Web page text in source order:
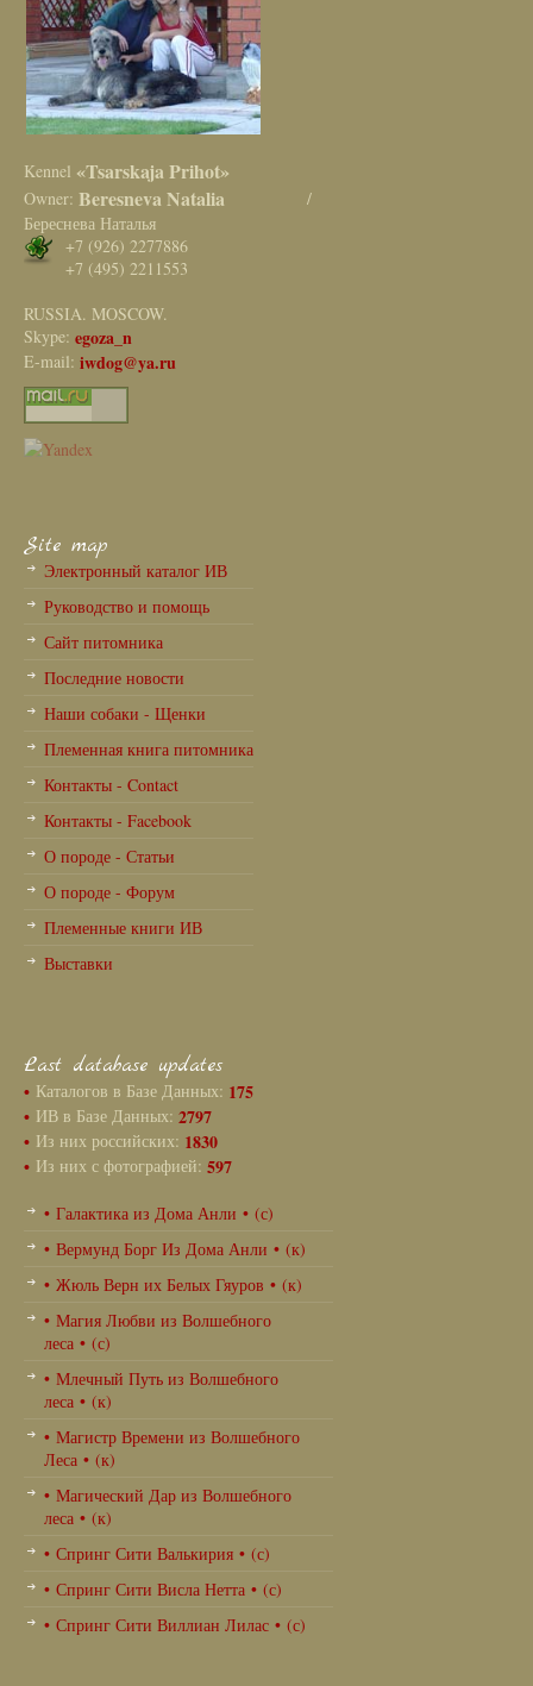
Kennel «Tsarskaja Prihot»
Owner: Beresneva Natalia /
Береснева Наталья
+7 (926) 2277886
+7 (495) 2211553
RUSSIA. MOSCOW.
Skype: egoza_n
E-mail: iwdog@ya.ru
Site map
Электронный каталог ИВ
Руководство и помощь
Сайт питомника
Последние новости
Наши собаки - Щенки
Племенная книга питомника
Контакты - Contact
Контакты - Facebook
О породе - Статьи
О породе - Форум
Племенные книги ИВ
Выставки
Last database updates
• Каталогов в Базе Данных: 175
• ИВ в Базе Данных: 2797
• Из них российских: 1830
• Из них с фотографией: 597
• Галактика из Дома Анли • (с)
• Вермунд Борг Из Дома Анли • (к)
• Жюль Верн их Белых Гяуров • (к)
• Магия Любви из Волшебного
леса • (с)
• Млечный Путь из Волшебного
леса • (к)
• Магистр Времени из Волшебного
Леса • (к)
• Магический Дар из Волшебного
леса • (к)
• Спринг Сити Валькирия • (с)
• Спринг Сити Висла Нетта • (с)
• Спринг Сити Виллиан Лилас • (с)